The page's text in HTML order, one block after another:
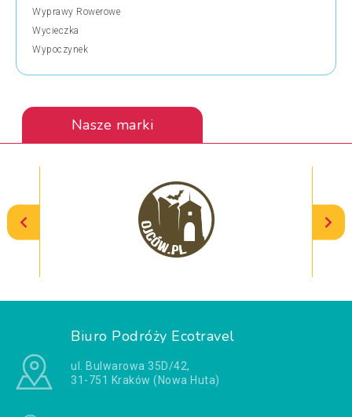
Wyprawy Rowerowe
Wycieczka
Wypoczynek
Nasze marki
Biuro Podróży Ecotravel
ul. Bulwarowa 35D/42,
31-751 Kraków (Nowa Huta)